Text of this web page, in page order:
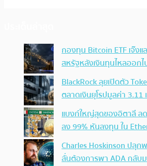
กองทุน Bitcoin ETF เจ๊งแ
สหรัฐหลังเงินทุนไหลออก
BlackRock ลุยเปิดตัว
ตลาดเงินยุโรปมูลค่า
แบงก์ใหญ่สุดของอิตาลี ล
ลง 99% หันลงทุน ใน
Charles Hoskinson ปลุ
ลั่นต้องการพา ADA กลับ